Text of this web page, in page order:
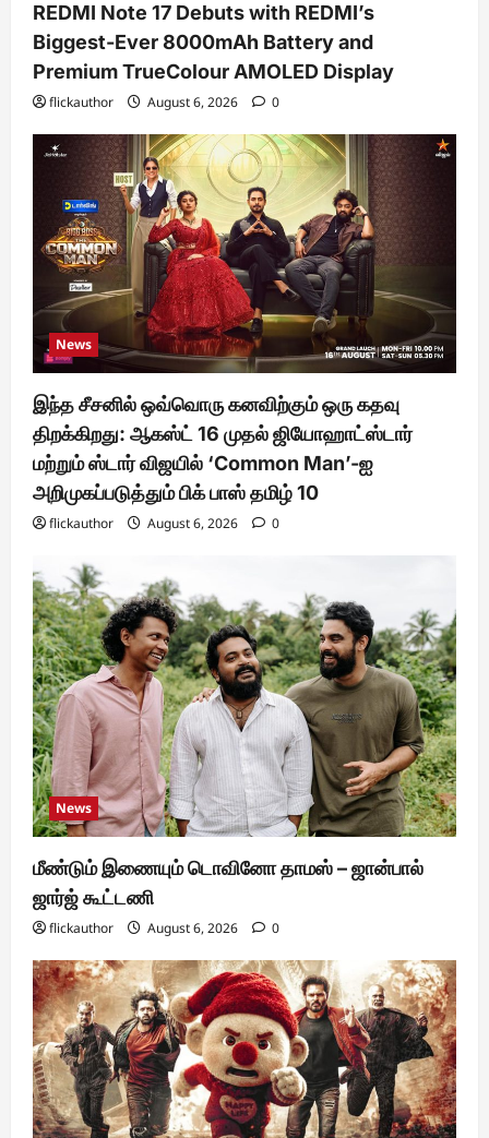
REDMI Note 17 Debuts with REDMI’s
Biggest-Ever 8000mAh Battery and
Premium TrueColour AMOLED Display
flickauthor August 6, 2026 0
News
இந்த சீசனில் ஒவ்வொரு கனவிற்கும் ஒரு கதவு
திறக்கிறது: ஆகஸ்ட் 16 முதல் ஜியோஹாட்ஸ்டார்
மற்றும் ஸ்டார் விஜயில் ‘Common Man’-ஐ
அறிமுகப்படுத்தும் பிக் பாஸ் தமிழ் 10
flickauthor August 6, 2026 0
News
மீண்டும் இணையும் டொவினோ தாமஸ் – ஜான்பால்
ஜார்ஜ் கூட்டணி
flickauthor August 6, 2026 0